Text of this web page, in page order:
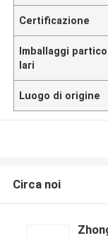
Certificazione
Imballaggi partico
lari
Luogo di origine
Circa noi